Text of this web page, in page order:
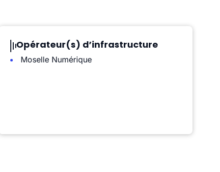
Opérateur(s) d’infrastructure
Moselle Numérique